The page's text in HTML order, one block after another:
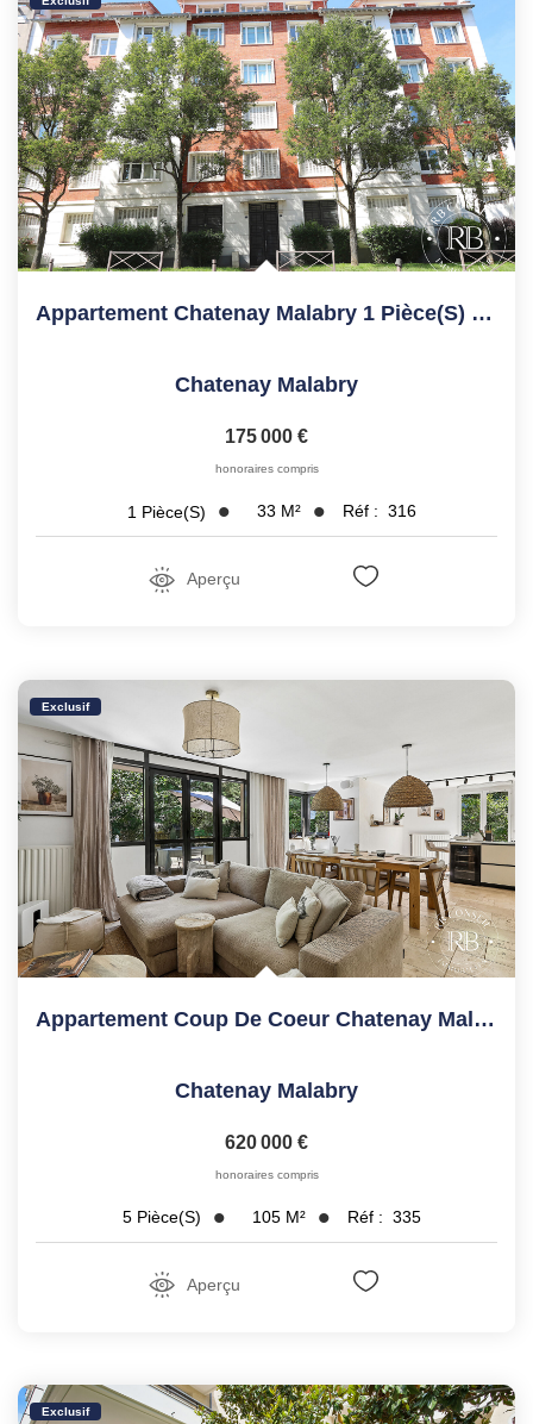
Appartement Chatenay Malabry 1 Pièce(s) 33.15 M2
Chatenay Malabry
175 000 €
honoraires compris
1 Pièce(s) 33 M² Réf : 316
Aperçu
Exclusif
Appartement Coup De Coeur Chatenay Malabry 5 Pièce(s)
Chatenay Malabry
620 000 €
honoraires compris
5 Pièce(s) 105 M² Réf : 335
Aperçu
Exclusif